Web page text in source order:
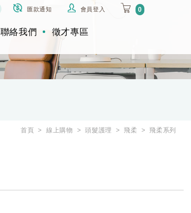
匯款通知 會員登入 0
聯絡我們 徵才專區
首頁 線上購物 頭髮護理 飛柔 飛柔系列